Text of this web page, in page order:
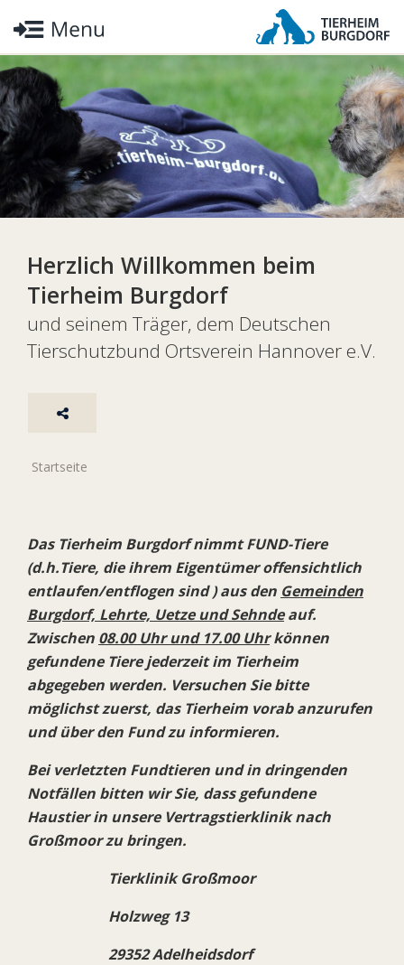
Herzlich Willkommen beim
Tierheim Burgdorf
und seinem Träger, dem Deutschen
Tierschutzbund Ortsverein Hannover e.V.
Startseite
Das Tierheim Burgdorf nimmt FUND-Tiere
(d.h.Tiere, die ihrem Eigentümer offensichtlich
entlaufen/entflogen sind ) aus den Gemeinden
Burgdorf, Lehrte, Uetze und Sehndeauf.
Zwischen 08.00 Uhr und 17.00 Uhrkönnen
gefundene Tiere jederzeit im Tierheim
abgegeben werden. Versuchen Sie bitte
möglichst zuerst, das Tierheim vorab anzurufen
und über den Fund zu informieren.
Bei verletzten Fundtieren und in dringenden
Notfällen bitten wir Sie, dass gefundene
Haustier in unsere Vertragstierklinik nach
Großmoor zu bringen.
Tierklinik Großmoor
Holzweg 13
29352 Adelheidsdorf